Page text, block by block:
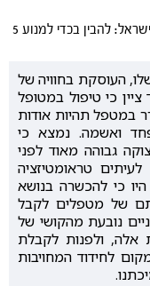
להבין בכדי למנוע 5
העוסקת בחוויה של
כי טיפול במטופל
במטפל תהיות אודות
ואשמה. נמצא כי
גבוהה מאוד לפני
טראומטיזציה
כי להכשרה בנושא
של מטפלים לקבל
נובעת מהקושי של
ולפנות לקבלת
לחידוד המחויבות